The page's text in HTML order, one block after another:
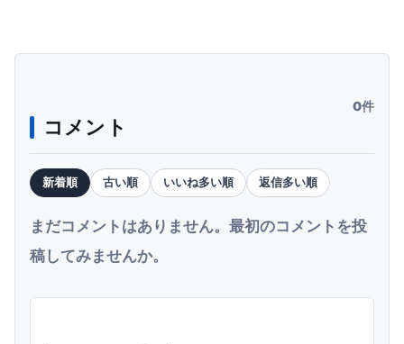
コメント
0件
新着順 古い順 いいね多い順 返信多い順
まだコメントはありません。最初のコメントを投
稿してみませんか。